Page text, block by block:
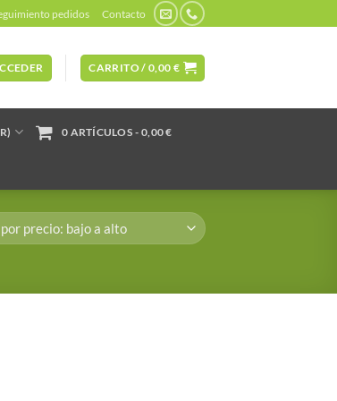
pedidos Contacto
CARRITO / 0,00 €
0 ARTÍCULOS 0,00 €